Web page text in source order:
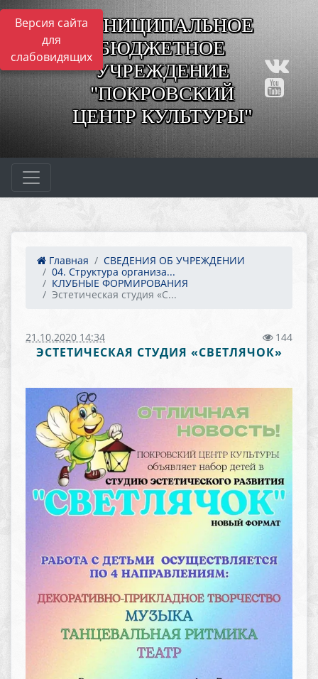
Версия сайта
для
слабовидящих
МУНИЦИПАЛЬНОЕ
БЮДЖЕТНОЕ
УЧРЕЖДЕНИЕ
"ПОКРОВСКИЙ
ЦЕНТР КУЛЬТУРЫ"
Главная
СВЕДЕНИЯ ОБ УЧРЕЖДЕНИИ
04. Структура организа...
КЛУБНЫЕ ФОРМИРОВАНИЯ
Эстетическая студия «С...
21.10.2020 14:34 144
ЭСТЕТИЧЕСКАЯ СТУДИЯ «СВЕТЛЯЧОК»